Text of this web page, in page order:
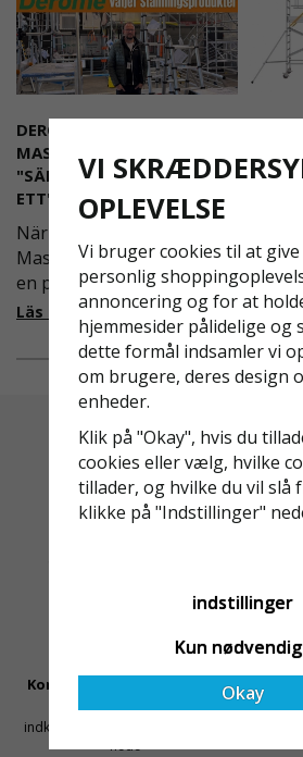
DEROME
MASKINUTHYRNING -
"SÄKERHET ÄR ALLTID PRIO
ETT"
När Derome
Maskinuthyrning behövde
en pålitlig partner inom
fallskydd och
säkerhetslösningar föll
valet på
Ställningsprodukter.se.
Med daglig verksamhet på
hög höjd är det avgörande
för dem att samarbeta
med en leverantör som
både har rätt produkter
Läs mer om varför Derome väljer oss
våra
i
från
men
2025
Konkurrencedygtige Priser
Få mellemled og store
indkøbsvolumener holder prisen
nede
Sikre
VI
OPLEVELSE
Vi bruger cookies til at give
personlig
annoncering og for at
hjemmesider pålidelige og
dette formål indsamler vi
om brugere, deres design
enheder.
Klik på "Okay", hvis du
cookies eller vælg, hvilke
tillader, og hvilke du vil slå
klikke på "Indstillinger"
indstillinger
Kun
Okay